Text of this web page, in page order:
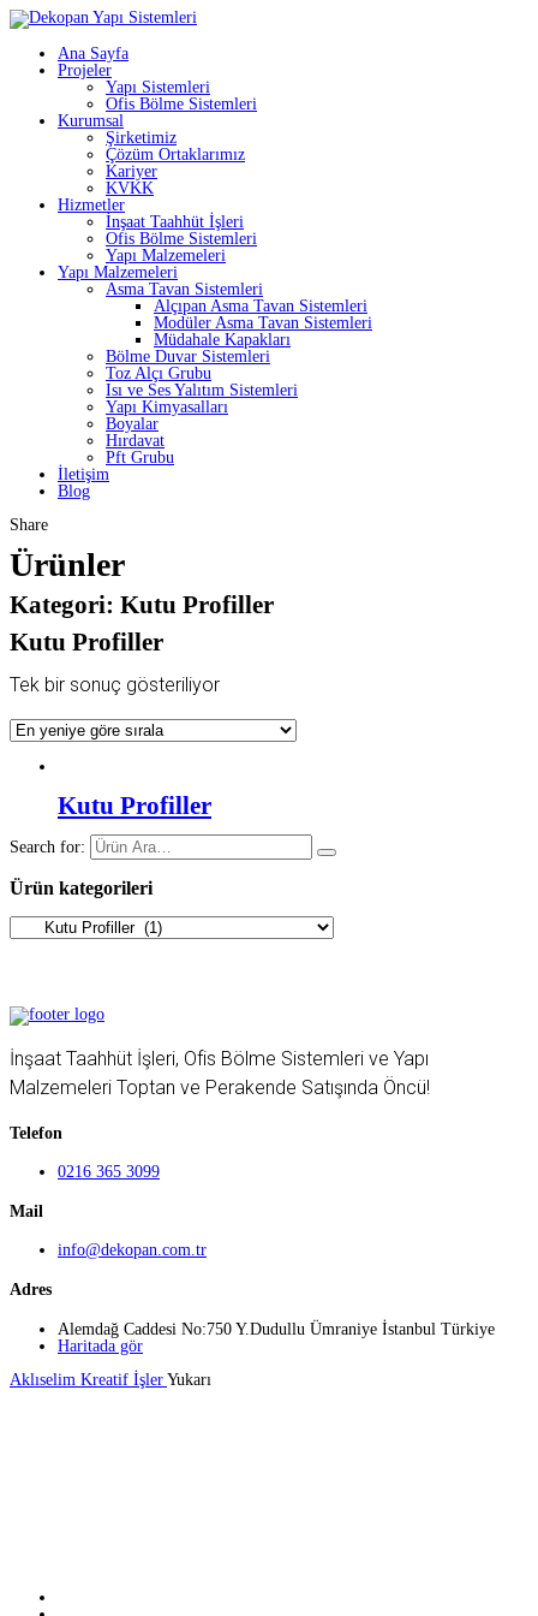
Ana Sayfa
Projeler
Yapı Sistemleri
Ofis Bölme Sistemleri
Kurumsal
Şirketimiz
Çözüm Ortaklarımız
Kariyer
KVKK
Hizmetler
İnşaat Taahhüt İşleri
Ofis Bölme Sistemleri
Yapı Malzemeleri
Yapı Malzemeleri
Asma Tavan Sistemleri
Alçıpan Asma Tavan Sistemleri
Modüler Asma Tavan Sistemleri
Müdahale Kapakları
Bölme Duvar Sistemleri
Toz Alçı Grubu
Isı ve Ses Yalıtım Sistemleri
Yapı Kimyasalları
Boyalar
Hırdavat
Pft Grubu
İletişim
Blog
Share
Ürünler
Kategori: Kutu Profiller
Kutu Profiller
Tek bir sonuç gösteriliyor
Kutu Profiller
Search for:
Ürün kategorileri
İnşaat Taahhüt İşleri, Ofis Bölme Sistemleri ve Yapı
Malzemeleri Toptan ve Perakende Satışında Öncü!
Telefon
0216 365 3099
Mail
info@dekopan.com.tr
Adres
Alemdağ Caddesi No:750 Y.Dudullu Ümraniye İstanbul Türkiye
Haritada gör
Aklıselim Kreatif İşler Yukarı